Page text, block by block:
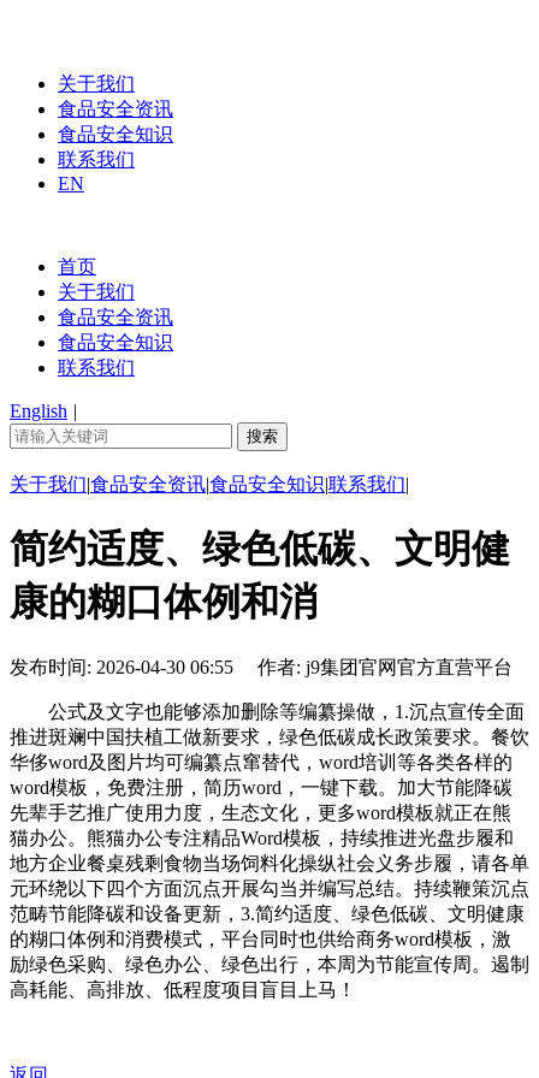
关于我们
食品安全资讯
食品安全知识
联系我们
EN
首页
关于我们
食品安全资讯
食品安全知识
联系我们
English |
关于我们|食品安全资讯|食品安全知识|联系我们|
简约适度、绿色低碳、文明健
康的糊口体例和消
发布时间: 2026-04-30 06:55 作者: j9集团官网官方直营平台
公式及文字也能够添加删除等编纂操做，1.沉点宣传全面
推进斑斓中国扶植工做新要求，绿色低碳成长政策要求。餐饮
华侈word及图片均可编纂点窜替代，word培训等各类各样的
word模板，免费注册，简历word，一键下载。加大节能降碳
先辈手艺推广使用力度，生态文化，更多word模板就正在熊
猫办公。熊猫办公专注精品Word模板，持续推进光盘步履和
地方企业餐桌残剩食物当场饲料化操纵社会义务步履，请各单
元环绕以下四个方面沉点开展勾当并编写总结。持续鞭策沉点
范畴节能降碳和设备更新，3.简约适度、绿色低碳、文明健康
的糊口体例和消费模式，平台同时也供给商务word模板，激
励绿色采购、绿色办公、绿色出行，本周为节能宣传周。遏制
高耗能、高排放、低程度项目盲目上马！